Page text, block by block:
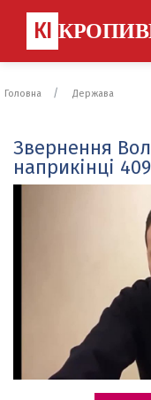
КІ
Головна Держава
Звернення
наприкінці